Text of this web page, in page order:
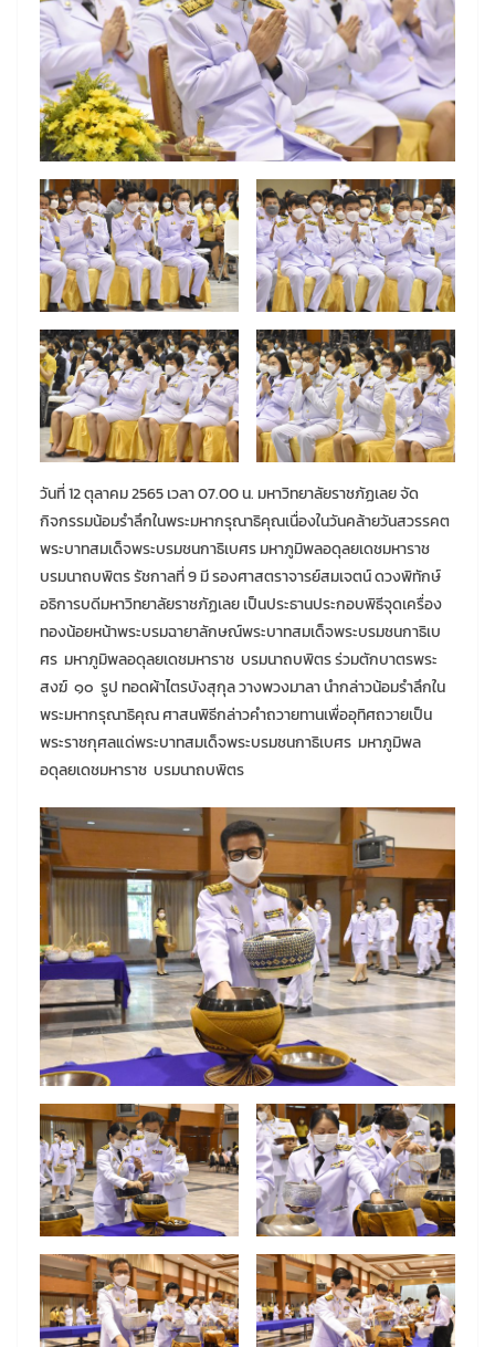
วันที่ 12 ตุลาคม 2565 เวลา 07.00 น. มหาวิทยาลัยราชภัฏเลย จัด
กิจกรรมน้อมรำลึกในพระมหากรุณาธิคุณเนื่องในวันคล้ายวันสวรรคต
พระบาทสมเด็จพระบรมชนกาธิเบศร มหาภูมิพลอดุลยเดชมหาราช
บรมนาถบพิตร รัชกาลที่ 9 มี รองศาสตราจารย์สมเจตน์ ดวงพิทักษ์
อธิการบดีมหาวิทยาลัยราชภัฏเลย เป็นประธานประกอบพิธีจุดเครื่อง
ทองน้อยหน้าพระบรมฉายาลักษณ์พระบาทสมเด็จพระบรมชนกาธิเบ
ศร มหาภูมิพลอดุลยเดชมหาราช บรมนาถบพิตร ร่วมตักบาตรพระ
สงฆ์ ๑๐ รูป ทอดผ้าไตรบังสุกุล วางพวงมาลา นำกล่าวน้อมรำลึกใน
พระมหากรุณาธิคุณ ศาสนพิธีกล่าวคำถวายทานเพื่ออุทิศถวายเป็น
พระราชกุศลแด่พระบาทสมเด็จพระบรมชนกาธิเบศร มหาภูมิพล
อดุลยเดชมหาราช บรมนาถบพิตร